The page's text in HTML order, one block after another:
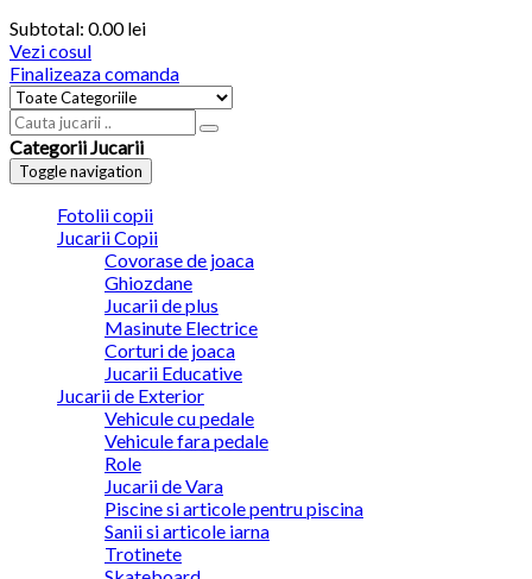
Subtotal: 0.00 lei
Vezi cosul
Finalizeaza comanda
Categorii Jucarii
Toggle navigation
Fotolii copii
Jucarii Copii
Covorase de joaca
Ghiozdane
Jucarii de plus
Masinute Electrice
Corturi de joaca
Jucarii Educative
Jucarii de Exterior
Vehicule cu pedale
Vehicule fara pedale
Role
Jucarii de Vara
Piscine si articole pentru piscina
Sanii si articole iarna
Trotinete